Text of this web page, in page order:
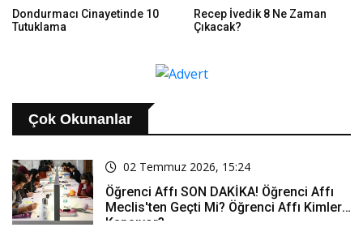
Dondurmacı Cinayetinde 10
Tutuklama
Recep İvedik 8 Ne Zaman
Çıkacak?
Çok Okunanlar
02 Temmuz 2026, 15:24
Öğrenci Affı SON DAKİKA! Öğrenci Affı
Meclis'ten Geçti Mi? Öğrenci Affı Kimleri
Kapsıyor?